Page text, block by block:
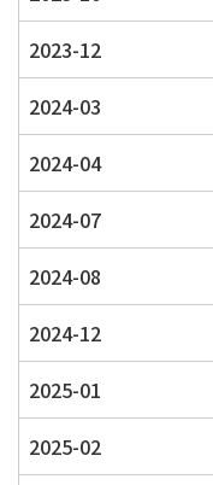
2023-12
2024-03
2024-04
2024-07
2024-08
2024-12
2025-01
2025-02